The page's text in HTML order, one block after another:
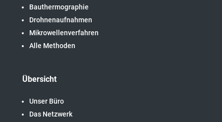
Bauthermographie
Drohnenaufnahmen
Mikrowellenverfahren
Alle Methoden
Übersicht
Unser Büro
Das Netzwerk